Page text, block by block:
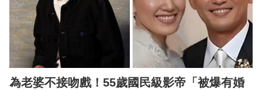
為老婆不接吻戲！55歲國民級影帝「被爆有婚